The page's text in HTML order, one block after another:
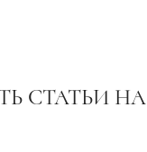
СТАТЬИ